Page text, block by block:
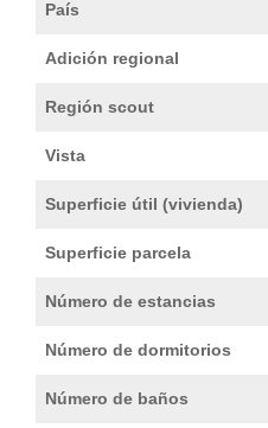
País
Adición regional
Región scout
Vista
Superficie útil (vivienda)
Superficie parcela
Número de estancias
Número de dormitorios
Número de baños